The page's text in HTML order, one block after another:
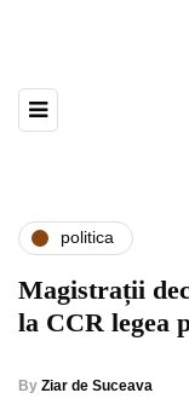
politica
Magistrații
la CCR legea
By Ziar de Suceava